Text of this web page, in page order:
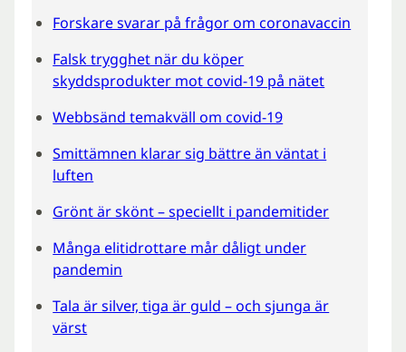
Forskare svarar på frågor om coronavaccin
Falsk trygghet när du köper
skyddsprodukter mot covid-19 på nätet
Webbsänd temakväll om covid-19
Smittämnen klarar sig bättre än väntat i
luften
Grönt är skönt – speciellt i pandemitider
Många elitidrottare mår dåligt under
pandemin
Tala är silver, tiga är guld – och sjunga är
värst